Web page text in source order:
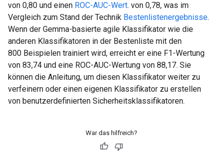
von 0,80 und einen ROC-AUC-Wert. von 0,78, was im
Vergleich zum Stand der Technik Bestenlistenergebnisse.
Wenn der Gemma-basierte agile Klassifikator wie die
anderen Klassifikatoren in der Bestenliste mit den
800 Beispielen trainiert wird, erreicht er eine F1-Wertung
von 83,74 und eine ROC-AUC-Wertung von 88,17. Sie
können die Anleitung, um diesen Klassifikator weiter zu
verfeinern oder einen eigenen Klassifikator zu erstellen
von benutzerdefinierten Sicherheitsklassifikatoren.
War das hilfreich?